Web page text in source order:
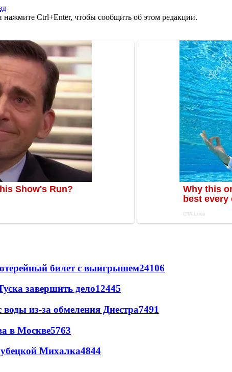
Ctrl+Enter, чтобы сообщить об этом редакции.
билет с выигрышем24106
завершить дело12445
воды из-за обмеления Днестра7491
в Москве5763
Михалка4844